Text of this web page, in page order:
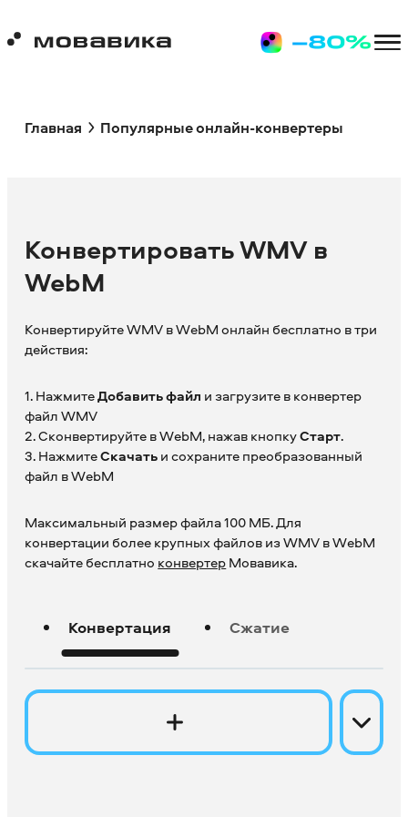
Главная Популярные онлайн-конвертеры
Конвертировать WMV в
WebM
Конвертируйте WMV в WebM онлайн бесплатно в три
действия:
1. НажмитеДобавить файл и загрузите в конвертер
файл WMV
2. Сконвертируйте в WebM, нажав кнопкуСтарт.
3. НажмитеСкачатьи сохраните преобразованный
файл в WebM
Максимальный размер файла 100 МБ. Для
конвертации более крупных файлов из WMV в WebM
скачайте бесплатно конвертерМовавика.
Конвертация Сжатие